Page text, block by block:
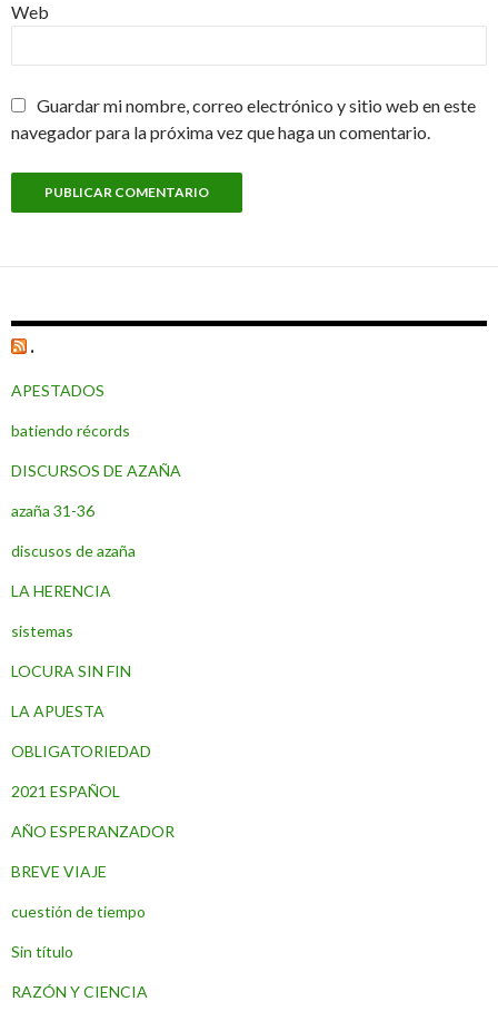
Web
Guardar mi nombre, correo electrónico y sitio web en este
navegador para la próxima vez que haga un comentario.
.
APESTADOS
batiendo récords
DISCURSOS DE AZAÑA
azaña 31-36
discusos de azaña
LA HERENCIA
sistemas
LOCURA SIN FIN
LA APUESTA
OBLIGATORIEDAD
2021 ESPAÑOL
AÑO ESPERANZADOR
BREVE VIAJE
cuestión de tiempo
Sin título
RAZÓN Y CIENCIA